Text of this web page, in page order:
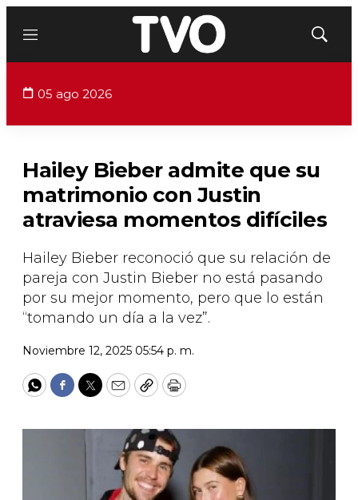
Menú
Mostrar
05 ago 2026
Hailey Bieber admite que su
matrimonio con Justin
atraviesa momentos difíciles
Hailey Bieber reconoció que su relación de
pareja con Justin Bieber no está pasando
por su mejor momento, pero que lo están
“tomando un día a la vez”.
Noviembre 12, 2025 05:54 p. m.
WhatsApp
Facebook
Twitter
EmailCopyPrint